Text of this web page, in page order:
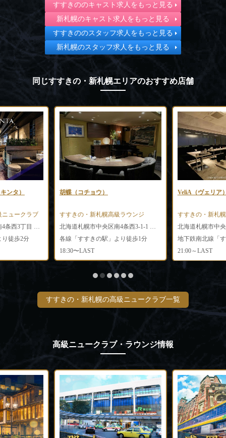
すすきののキャスト求人をもっと見る
新札幌のキャスト求人をもっと見る
すすきののスタッフ求人をもっと見る
新札幌のスタッフ求人をもっと見る
同じすすきの・新札幌エリアのおすすめ店舗
ンタ）
ニュークラブ
り徒歩2分
胡蝶（コチョウ）
すすきの・新札幌高級ラウンジ
各線「すすきの駅」より徒歩1分
18:30〜LAST
VeliA（ヴェリア
すすきの・新札
21:00～LAST
すすきの・新札幌の高級ニュークラブ一覧
高級ニュークラブ・ラウンジ情報